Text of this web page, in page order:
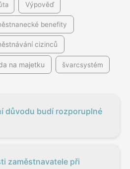
Výpověď
benefity
cizinců
na majetku švarcsystém
důvodu budí rozporuplné
zaměstnavatele při